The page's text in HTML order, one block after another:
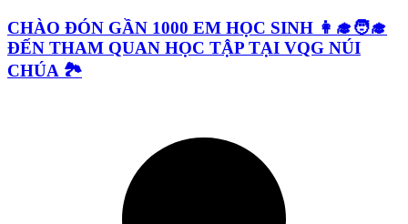
CHÀO ĐÓN GẦN 1000 EM HỌC SINH 👩‍🎓🧑‍🎓
ĐẾN THAM QUAN HỌC TẬP TẠI VQG NÚI
CHÚA 🏞️